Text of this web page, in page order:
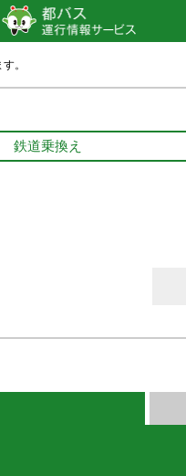
。
鉄道乗換え